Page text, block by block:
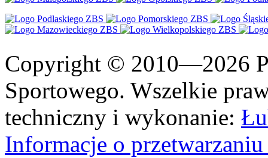
Copyright © 2010—2026
Sportowego. Wszelkie
techniczny i wykonanie:
Informacje o